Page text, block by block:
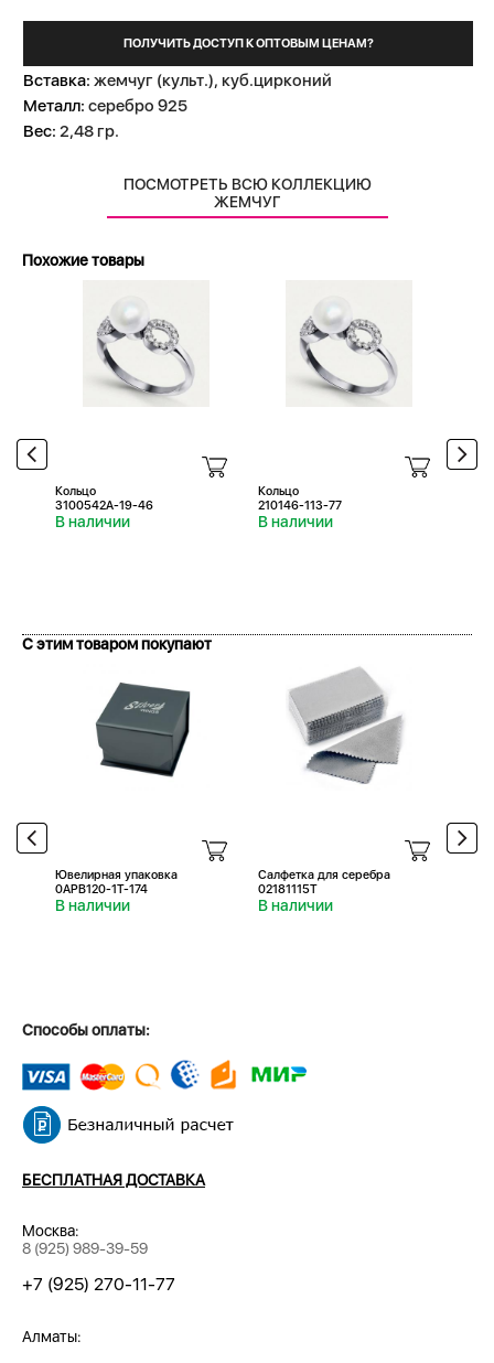
ПОЛУЧИТЬ ДОСТУП К ОПТОВЫМ ЦЕНАМ?
Вставка: жемчуг (культ.), куб.цирконий
Металл: серебро 925
Вес: 2,48 гр.
ПОСМОТРЕТЬ ВСЮ КОЛЛЕКЦИЮ
ЖЕМЧУГ
Похожие товары
Кольцо
3100542A-19-46
В наличии
Кольцо
210146-113-77
В наличии
С этим товаром покупают
Ювелирная упаковка
0APB120-1T-174
В наличии
Салфетка для серебра
02181115T
В наличии
Способы оплаты:
БЕСПЛАТНАЯ ДОСТАВКА
Москва:
8 (925) 989-39-59
+7 (925) 270-11-77
Алматы: